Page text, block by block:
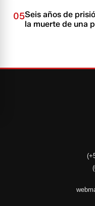
05Seis años de
la muerte de una